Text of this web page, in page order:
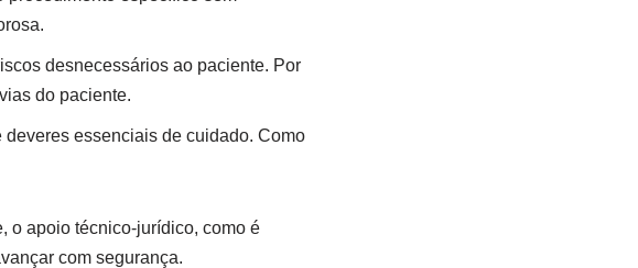
desnecessários ao paciente. Por
do paciente.
essenciais de cuidado. Como
o apoio técnico-jurídico, como é
com segurança.